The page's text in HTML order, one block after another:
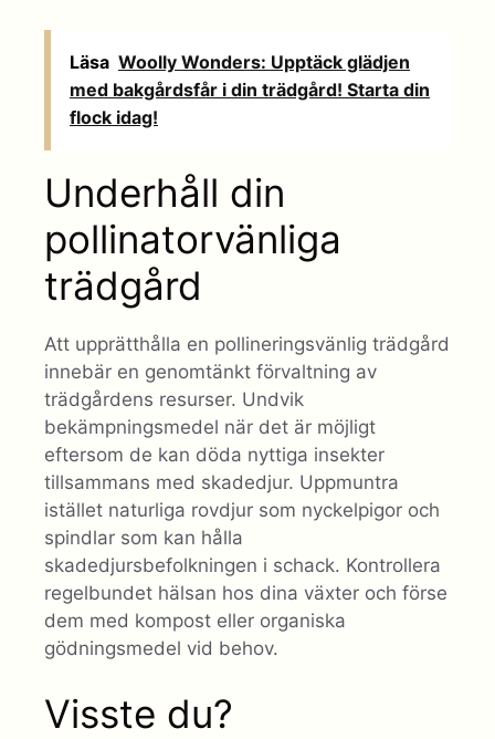
Läsa Woolly Wonders: Upptäck glädjen
med bakgårdsfår i din trädgård! Starta din
flock idag!
Underhåll din
pollinatorvänliga
trädgård
Att upprätthålla en pollineringsvänlig trädgård
innebär en genomtänkt förvaltning av
trädgårdens resurser. Undvik
bekämpningsmedel när det är möjligt
eftersom de kan döda nyttiga insekter
tillsammans med skadedjur. Uppmuntra
istället naturliga rovdjur som nyckelpigor och
spindlar som kan hålla
skadedjursbefolkningen i schack. Kontrollera
regelbundet hälsan hos dina växter och förse
dem med kompost eller organiska
gödningsmedel vid behov.
Visste du?